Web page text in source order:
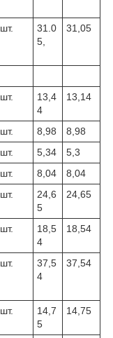
шт.
31.0
5,
31,05
шт.
13,4
4
13,14
шт. 8,98
8,98
шт. 5,34
5,3
шт. 8,04
8,04
шт.
24,6
5
24,65
шт.
18,5
4
18,54
шт.
37,5
4
37,54
шт.
14,7
5
14,75